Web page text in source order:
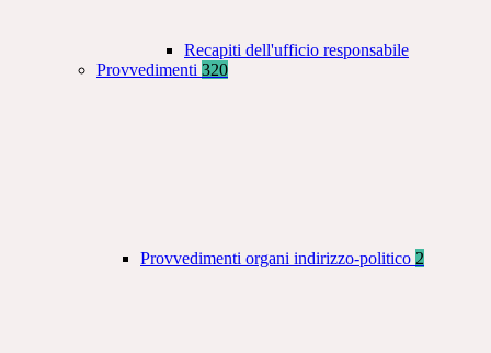
Recapiti dell'ufficio responsabile
Provvedimenti 320
Provvedimenti organi indirizzo-politico 2